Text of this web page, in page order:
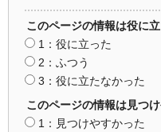
このページの情報は役に
1：役に立った
2：ふつう
3：役に立たなかった
このページの情報は見つ
1：見つけやすかった